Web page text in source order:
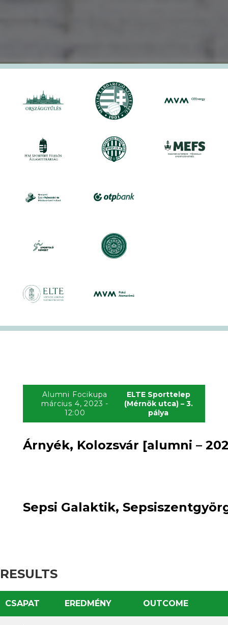
Alumni Focikupa
március 4, 2023 -
12:00
ELTE Sporttelep
(Mérnök utca) – 3.
pálya
Árnyék, Kolozsvár [alumni –
Sepsi Galaktik,
RESULTS
CSAPAT EREDMÉNY OUTCOME